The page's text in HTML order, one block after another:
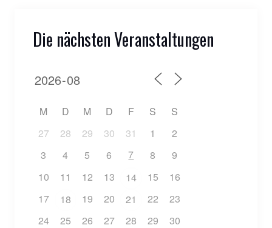
Die nächsten Veranstaltungen
M D M D F S
S
27
28 29 30 31 1
2
3
4 5 6 7 8
9
10
11 12 13 14 15
16
17
18 19 20 21 22
23
24
25 26 27 28 29
30